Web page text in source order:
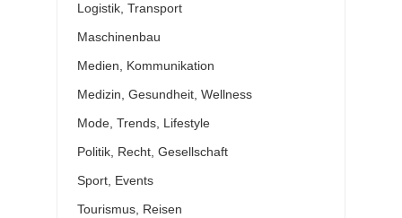
Logistik, Transport
Maschinenbau
Medien, Kommunikation
Medizin, Gesundheit, Wellness
Mode, Trends, Lifestyle
Politik, Recht, Gesellschaft
Sport, Events
Tourismus, Reisen